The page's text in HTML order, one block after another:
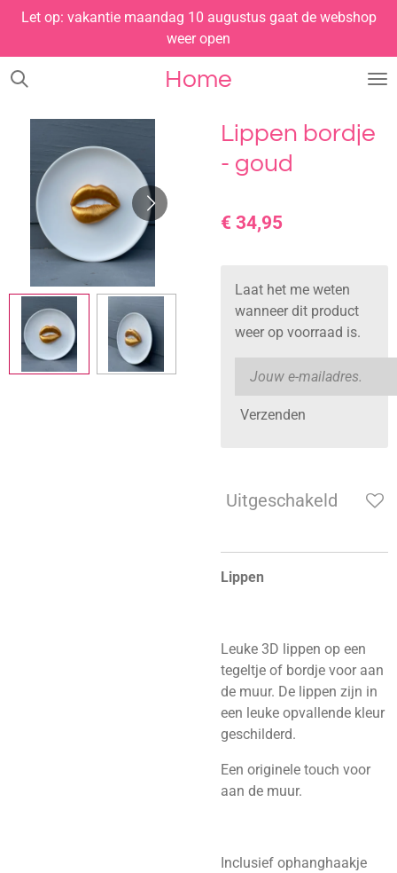
Ga
naar
de
Home
Let op: vakantie maandag 10 augustus gaat de webshop
weer open
Lippen bordje
- goud
€ 34,95
Laat het me weten
wanneer dit product
weer op voorraad is.
Verzenden
Uitgeschakeld
Lippen
Leuke 3D lippen op een
tegeltje of bordje voor aan
de muur. De lippen zijn in
een leuke opvallende kleur
geschilderd.
Een originele touch voor
aan de muur.
Inclusief ophanghaakje